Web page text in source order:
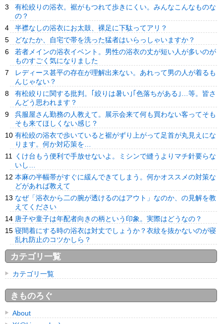
有松絞りの浴衣。裾がもつれて歩きにくい。みんなこんなものな
の？
半襟なしの浴衣にお太鼓、裸足に下駄ってアリ？
どなたか、自宅で帯を洗った猛者はいらっしゃいますか？
若者メインの浴衣イベント。男性の浴衣の丈が短い人が多いのが
ものすごく気になりました
レディース甚平の存在が理解出来ない。あれって男の人が着るも
んじゃない？
有松絞りに関する批判。｢絞りは暑い｣｢色落ちがある｣…等。皆さ
んどう思われます？
呉服屋さん勤務の人教えて。展示会来て何も買わない客ってそも
そも来てほしくない感じ？
有松絞の浴衣で歩いていると裾がずり上がって足首が丸見えにな
ります。何か対応策を…
くけ台もう便利で手放せないよ。ミシンで縫うよりマチ針要らな
いし…
本麻の半幅帯がすぐに緩んできてしまう。何かオススメの対策な
どがあれば教えて
なぜ「浴衣から二の腕が透けるのはアウト」なのか、の見解を教
えてください
唐子や童子は年配者向きの柄という印象。実際はどうなの？
寝間着にする時の浴衣は対丈でしょうか？衣紋を抜かないのが寝
乱れ防止のコツかしら？
カテゴリ一覧
カテゴリ一覧
きものろぐ
About